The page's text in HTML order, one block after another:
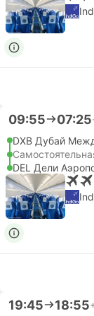
09:55 07:25
DXB Дубай
DEL Дели
19:45 18:55